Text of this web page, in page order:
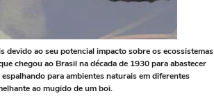
devido ao seu potencial impacto sobre os ecossistemas
chegou ao Brasil na década de 1930 para abastecer
para ambientes naturais em diferentes
ao mugido de um boi.